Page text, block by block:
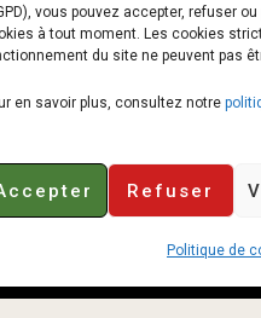
vous pouvez accepter, refuser
à tout moment. Les cookies
du site ne peuvent pas
en savoir plus, consultez notre
Refuser
Politique de
loops.fr
10h00 –
19h00
Le Samedi
18h00